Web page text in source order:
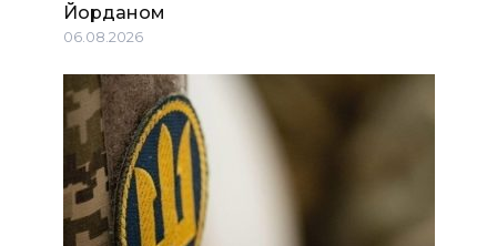
Йорданом
06.08.2026